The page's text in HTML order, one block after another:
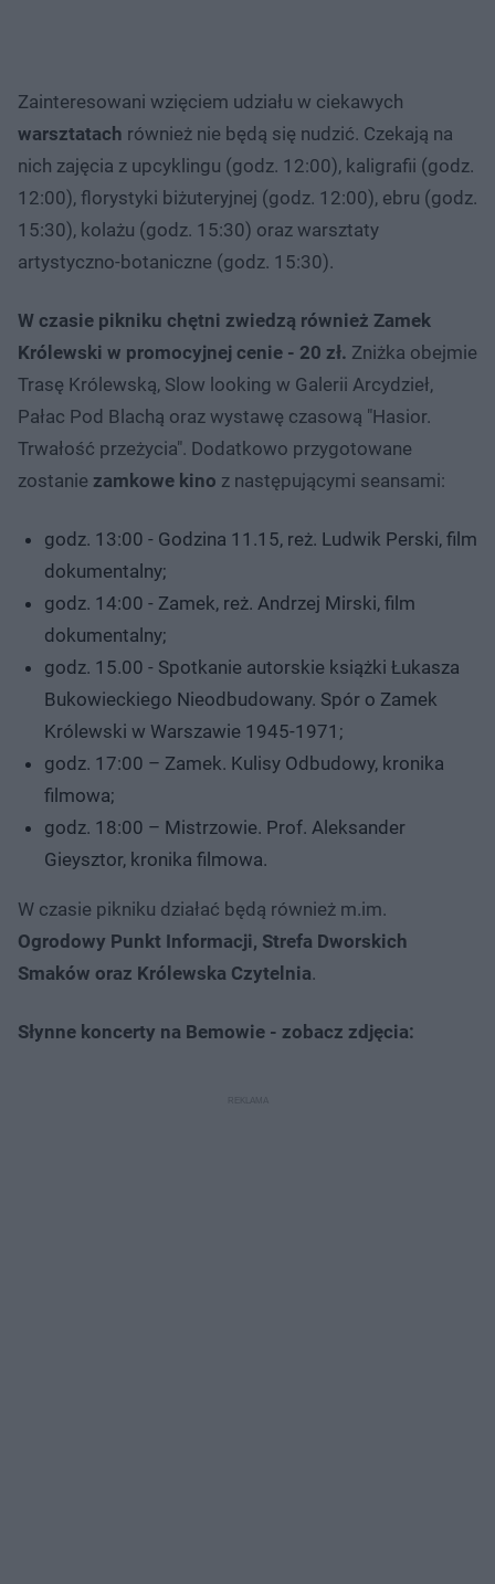
Zainteresowani wzięciem udziału w ciekawych
warsztatach również nie będą się nudzić. Czekają na
nich zajęcia z upcyklingu (godz. 12:00), kaligrafii (godz.
12:00), florystyki biżuteryjnej (godz. 12:00), ebru (godz.
15:30), kolażu (godz. 15:30) oraz warsztaty
artystyczno-botaniczne (godz. 15:30).
W czasie pikniku chętni zwiedzą również Zamek
Królewski w promocyjnej cenie - 20 zł. Zniżka obejmie
Trasę Królewską, Slow looking w Galerii Arcydzieł,
Pałac Pod Blachą oraz wystawę czasową "Hasior.
Trwałość przeżycia". Dodatkowo przygotowane
zostanie zamkowe kino z następującymi seansami:
godz. 13:00 - Godzina 11.15, reż. Ludwik Perski, film
dokumentalny;
godz. 14:00 - Zamek, reż. Andrzej Mirski, film
dokumentalny;
godz. 15.00 - Spotkanie autorskie książki Łukasza
Bukowieckiego Nieodbudowany. Spór o Zamek
Królewski w Warszawie 1945-1971;
godz. 17:00 – Zamek. Kulisy Odbudowy, kronika
filmowa;
godz. 18:00 – Mistrzowie. Prof. Aleksander
Gieysztor, kronika filmowa.
W czasie pikniku działać będą również m.im.
Ogrodowy Punkt Informacji, Strefa Dworskich
Smaków oraz Królewska Czytelnia.
Słynne koncerty na Bemowie - zobacz zdjęcia: